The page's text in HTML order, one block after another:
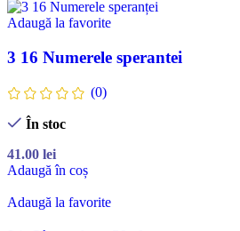
Adaugă la favorite
3 16 Numerele sperantei
(0)
În stoc
41.00 lei
Adaugă în coș
Adaugă la favorite